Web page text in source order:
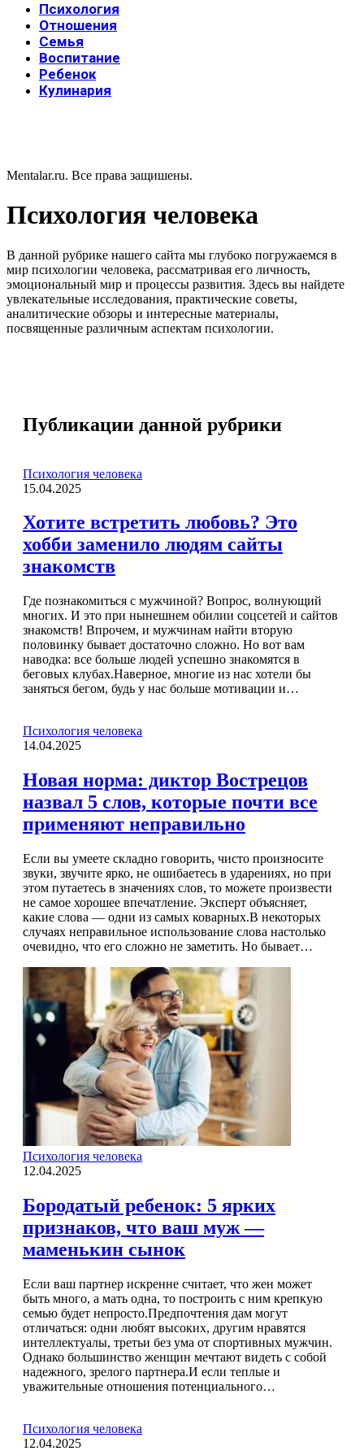
Психология
Отношения
Семья
Воспитание
Ребенок
Кулинария
Mentalar.ru. Все права защишены.
Психология человека
В данной рубрике нашего сайта мы глубоко погружаемся в
мир психологии человека, рассматривая его личность,
эмоциональный мир и процессы развития. Здесь вы найдете
увлекательные исследования, практические советы,
аналитические обзоры и интересные материалы,
посвященные различным аспектам психологии.
Публикации данной рубрики
Психология человека
15.04.2025
Хотите встретить любовь? Это
хобби заменило людям сайты
знакомств
Где познакомиться с мужчиной? Вопрос, волнующий
многих. И это при нынешнем обилии соцсетей и сайтов
знакомств! Впрочем, и мужчинам найти вторую
половинку бывает достаточно сложно. Но вот вам
наводка: все больше людей успешно знакомятся в
беговых клубах.Наверное, многие из нас хотели бы
заняться бегом, будь у нас больше мотивации и…
Психология человека
14.04.2025
Новая норма: диктор Вострецов
назвал 5 слов, которые почти все
применяют неправильно
Если вы умеете складно говорить, чисто произносите
звуки, звучите ярко, не ошибаетесь в ударениях, но при
этом путаетесь в значениях слов, то можете произвести
не самое хорошее впечатление. Эксперт объясняет,
какие слова — одни из самых коварных.В некоторых
случаях неправильное использование слова настолько
очевидно, что его сложно не заметить. Но бывает…
Психология человека
12.04.2025
Бородатый ребенок: 5 ярких
признаков, что ваш муж —
маменькин сынок
Если ваш партнер искренне считает, что жен может
быть много, а мать одна, то построить с ним крепкую
семью будет непросто.Предпочтения дам могут
отличаться: одни любят высоких, другим нравятся
интеллектуалы, третьи без ума от спортивных мужчин.
Однако большинство женщин мечтают видеть с собой
надежного, зрелого партнера.И если теплые и
уважительные отношения потенциального…
Психология человека
12.04.2025